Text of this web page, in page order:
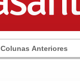
Colunas Anteriores